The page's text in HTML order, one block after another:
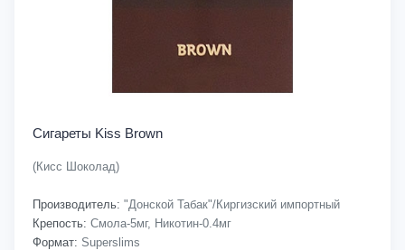
Сигареты Kiss Brown
(Кисс Шоколад)
Производитель: "Донской Табак"/Киргизский импортный
Крепость: Смола-5мг, Никотин-0.4мг
Формат: Superslims